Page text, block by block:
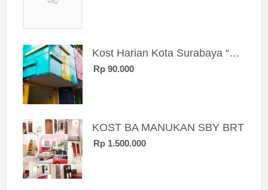
Kost Harian Kota Surabaya “Sierra Kost”
Rp 90.000
KOST BA MANUKAN SBY BRT
Rp 1.500.000